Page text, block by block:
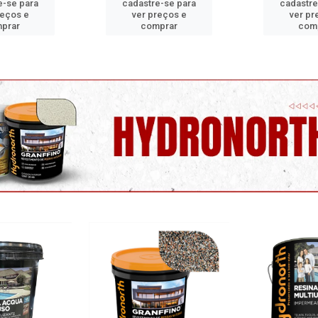
se para
e
cadastre-se para
ver preços e
comprar
ver